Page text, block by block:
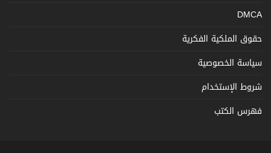
DMCA
حقوق الملكية الفكرية
سياسة الخصوصية
شروط الإستخدام
فهرس الكتب